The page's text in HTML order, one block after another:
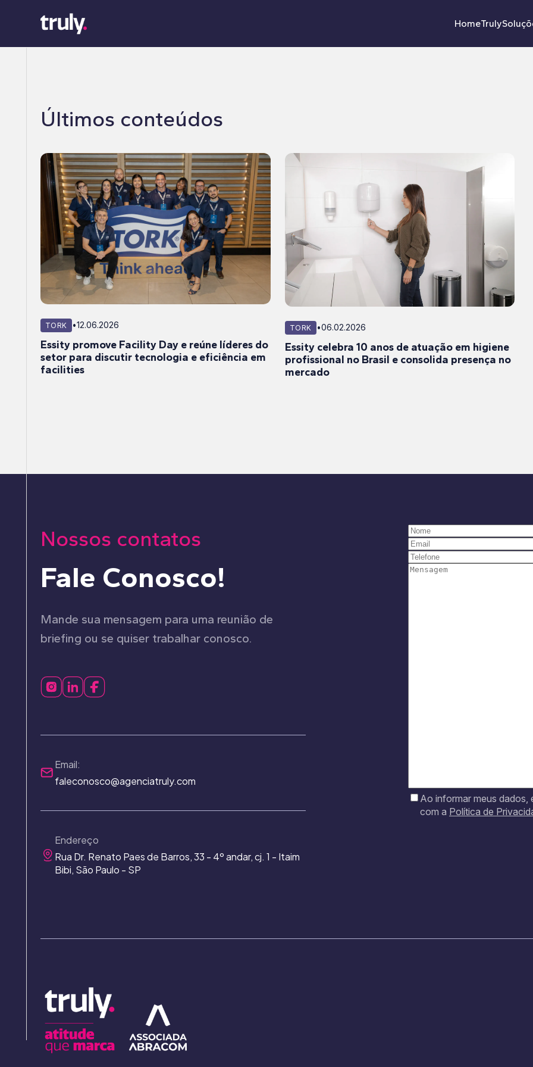
HomeTruly
Últimos conteúdos
TORK •12.06.2026
Essity promove Facility Day e reúne líderes do
setor para discutir tecnologia e eficiência em
facilities
TORK •06.02.2026
Essity celebra 10 anos de atuação em higiene
profissional no Brasil e consolida presença no
mercado
Nossos contatos
Fale Conosco!
Mande sua mensagem para uma reunião de
briefing ou se quiser trabalhar conosco.
Email:
faleconosco@agenciatruly.com
Endereço
Rua Dr. Renato Paes de Barros, 33 - 4º andar, cj. 1 - Itaim
Bibi, São Paulo - SP
Ao informar meus dados,
com a Política de